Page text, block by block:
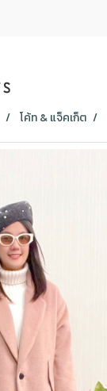
โค้ท & แจ็คเก็ต